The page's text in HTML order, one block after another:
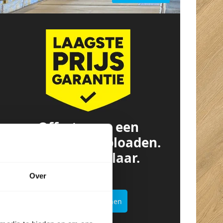
Over
Offerte van een
concurrent? Uploaden.
Besparen. Klaar.
Offertekiller openen